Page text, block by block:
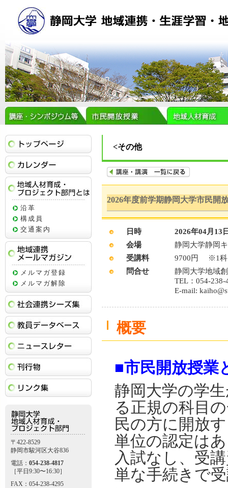
<その他
2026年度前学期静岡大学市民開
日時
2026年04月13
会場
静岡大学静岡
受講料
9700円 ※1科
問合せ
静岡大学地域
TEL：054-
E-mail:
概要
■市民開放授業
静岡大学の学
る正規の科目
民の方に開放
単位の認定は
入試なし、受
単な手続きで
イベントカレンダー
地域人材育成・プロジェクト部門とは
沿革
構成員
交通案内
地域連携メールマガジン
メルマガ登録
メルマガ解除
教員データベース
ニュースレター
リンク集
〒422-8529
静岡市駿河区大谷836
電話： 054-238-4817
［平日9:30〜16:30］
FAX：054-238-4295